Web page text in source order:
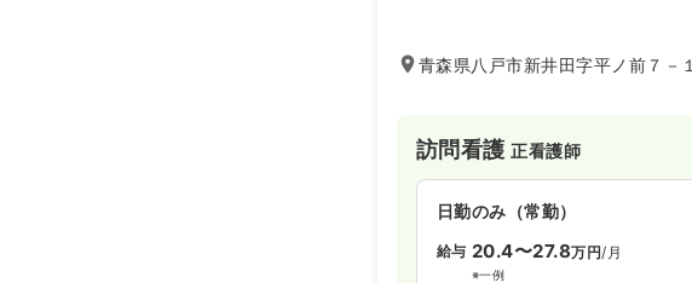
青森県八戸市新井田字平ノ前７－１
訪問看護正看護師
日勤のみ（常勤）
給与 20.4〜27.8万円/月
※一例